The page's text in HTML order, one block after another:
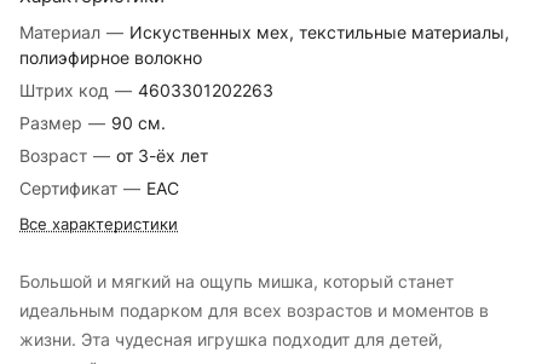
Материал — Искуственных мех, текстильные материалы,
полиэфирное волокно
Штрих код — 4603301202263
Размер — 90 см.
Возраст — от 3-ёх лет
Сертификат — EAC
Все характеристики
Большой и мягкий на ощупь мишка, который станет
идеальным подарком для всех возрастов и моментов в
жизни. Эта чудесная игрушка подходит для детей,